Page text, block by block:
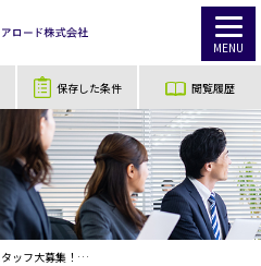
MENU
保存した条件 閲覧履歴
日勤レギュラースタッフ大募集！！ キレイなアマゾン倉庫でカンタン軽作業